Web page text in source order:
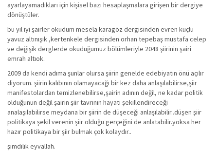
ayarlayamadıkları için kişisel bazı hesaplaşmalara girişen bir dergiye
dönüştüler.
bu yıl iyi şairler okudum mesela karagöz dergisinden evren kuçlu
yavuz altınışık ,kertenkele dergisinden orhan tepebaş mustafa celep
ve değişik derglerde okuduğumuz bölümleriyle 2048 şiirinin şairi
emrah altıok.
2009 da kendi adıma şunlar olursa şiirin genelde edebiyatın önü açılır
diyorum. şiirin kalıbının olamayacağı bir kez daha anlaşılabilirse,şiir
manifestolardan temizlenebilirse,şairin adının değil, ne kadar politik
olduğunun değil şairin şiir tavrının hayatı şekillendireceği
analaşılabilirse meydana bir şiirin de düşeceği anlaşılabilir..düşen şiir
politikaya şekil verenin şiir olduğu gerçeğini de anlatabilir.yoksa her
hazır politikaya bir şiir bulmak çok kolaydır..
şimdilik eyvallah.